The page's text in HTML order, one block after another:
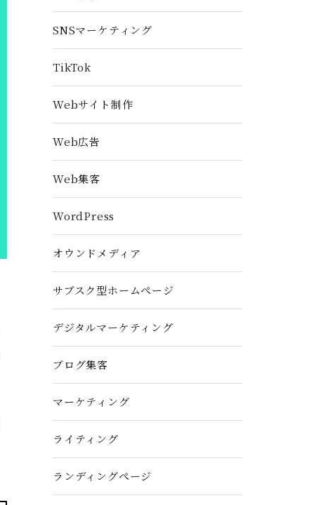
SNSマーケティング
TikTok
Webサイト制作
Web広告
Web集客
WordPress
オウンドメディア
サブスク型ホームぺージ
デジタルマーケティング
ブログ集客
マーケティング
ライティング
ランディングぺージ